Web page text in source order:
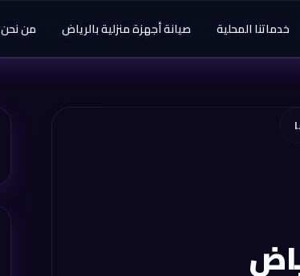
خدماتنا المحلية صيانة أجهزة منزلية بالرياض من نحن